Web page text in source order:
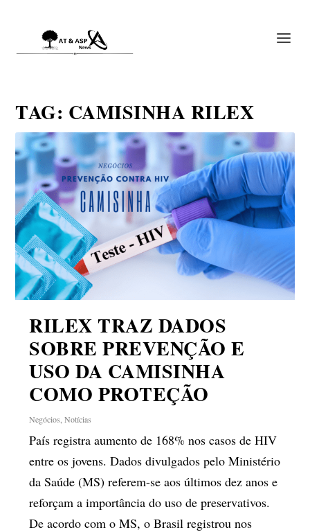
TAG: CAMISINHA RILEX
RILEX TRAZ DADOS
SOBRE PREVENÇÃO E
USO DA CAMISINHA
COMO PROTEÇÃO
Negócios ,Notícias
País registra aumento de 168% nos casos de HIV
entre os jovens. Dados divulgados pelo Ministério
da Saúde (MS) referem-se aos últimos dez anos e
reforçam a importância do uso de preservativos.
De acordo com o MS, o Brasil registrou nos